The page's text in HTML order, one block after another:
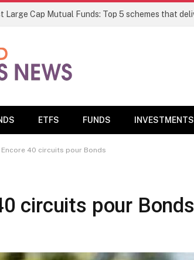
ETFS FUNDS INVESTMENTS
Encore 40 circuits pour Bonds
circuits pour Bonds